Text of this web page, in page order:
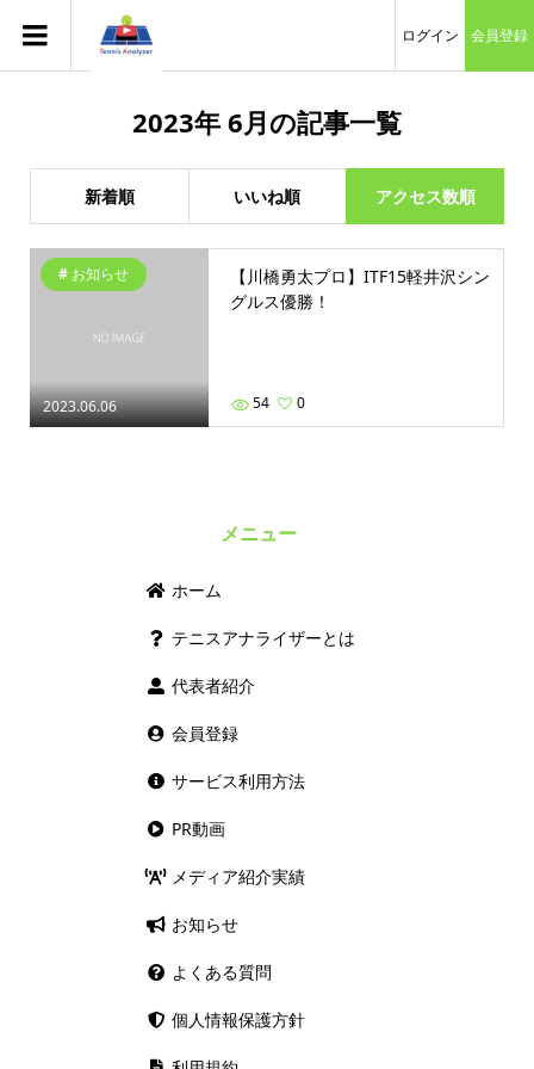
ログイン 会員登録
2023年 6月の記事一覧
新着順 いいね順 アクセス数順
2023.06.06
お知らせ
【川橋勇太プロ】ITF15軽井沢シン
グルス優勝！
54 0
メニュー
ホーム
テニスアナライザーとは
代表者紹介
会員登録
サービス利用方法
PR動画
メディア紹介実績
お知らせ
よくある質問
個人情報保護方針